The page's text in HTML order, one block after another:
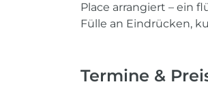
Place arrangiert – ein
Fülle an Eindrücken,
Termine &